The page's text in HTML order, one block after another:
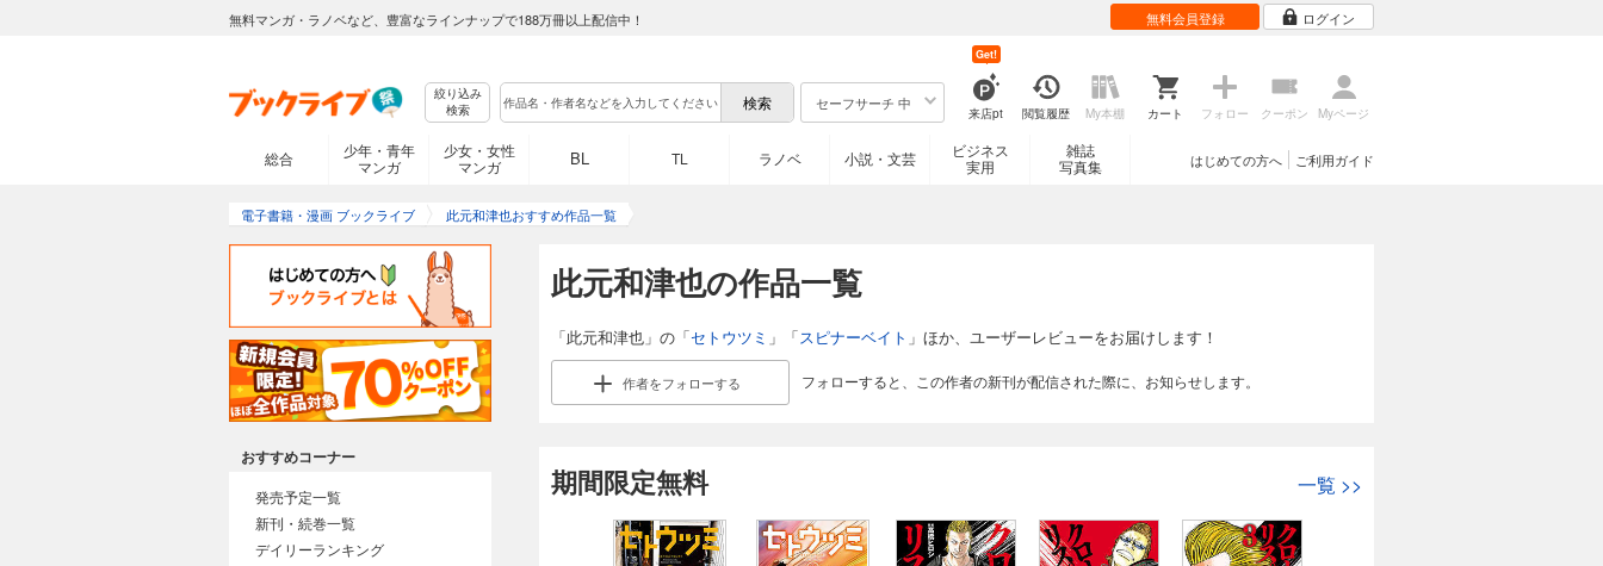
無料マンガ・ラノベなど、豊富なラインナップで188万冊以上配信中！ 無料会員登録 ログイン
絞り込み
検索
セーフサーチ 中
来店pt
Get!
閲覧履歴 My本棚 カート フォロー クーポン Myページ
総合
少年・青年
マンガ
少女・女性
マンガ
BL TL ラノベ 小説・文芸
ビジネス
実用
雑誌
写真集
ご利用ガイド
はじめての方へ
電子書籍・漫画 ブックライブ 此元和津也おすすめ作品一覧
此元和津也の作品一覧
「此元和津也」の「セトウツミ 」「スピナーベイト 」ほか、ユーザーレビューをお届けします！
作者をフォローする フォローすると、この作者の新刊が配信された際に、お知らせします。
期間限定無料 一覧 >>
おすすめコーナー
発売予定一覧
新刊・続巻一覧
デイリーランキング